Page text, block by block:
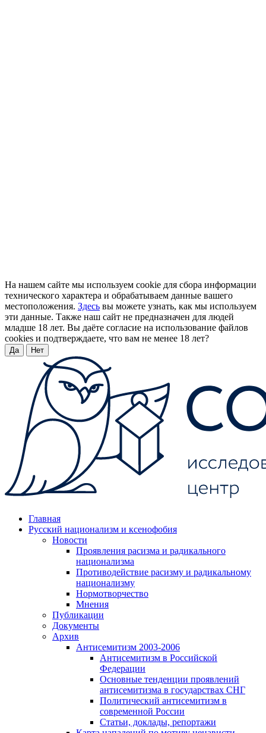
На нашем сайте мы используем cookie для сбора информации
технического характера и обрабатываем данные вашего
местоположения. Здесь вы можете узнать, как мы используем
эти данные. Также наш сайт не предназначен для людей
младше 18 лет. Вы даёте согласие на использование файлов
cookies и подтверждаете, что вам не менее 18 лет?
Да Нет
Главная
Русский национализм и ксенофобия
Новости
Проявления расизма и радикального
национализма
Противодействие расизму и радикальному
национализму
Нормотворчество
Мнения
Публикации
Документы
Архив
Антисемитизм 2003-2006
Антисемитизм в Российской
Федерации
Основные тенденции проявлений
антисемитизма в государствах СНГ
Политический антисемитизм в
современной России
Статьи, доклады, репортажи